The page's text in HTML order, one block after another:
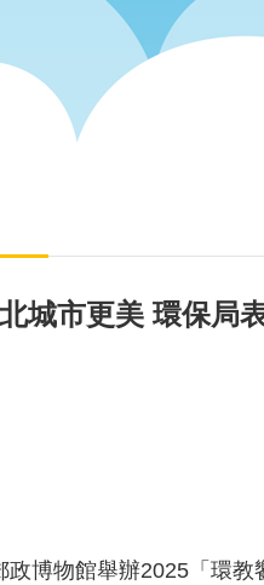
城市更美 環保局
博物館舉辦2025「環